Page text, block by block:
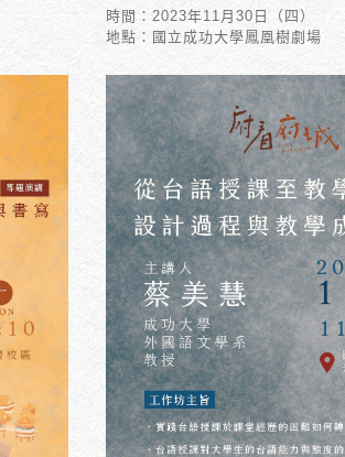
時間：2023年11月30日（四）
地點：國立成功大學鳳凰樹劇場